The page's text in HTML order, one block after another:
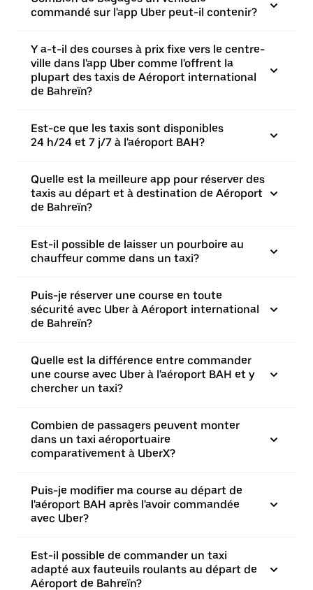
commandé sur l'app Uber peut-il contenir?
Y a-t-il des courses à prix fixe vers le centre-
ville dans l'app Uber comme l'offrent la
plupart des taxis de Aéroport international
de Bahreïn?
Est-ce que les taxis sont disponibles
24 h/24 et 7 j/7 à l'aéroport BAH?
Quelle est la meilleure app pour réserver des
taxis au départ et à destination de Aéroport
de Bahreïn?
Est-il possible de laisser un pourboire au
chauffeur comme dans un taxi?
Puis-je réserver une course en toute
sécurité avec Uber à Aéroport international
de Bahreïn?
Quelle est la différence entre commander
une course avec Uber à l'aéroport BAH et y
chercher un taxi?
Combien de passagers peuvent monter
dans un taxi aéroportuaire
comparativement à UberX?
Puis-je modifier ma course au départ de
l'aéroport BAH après l'avoir commandée
avec Uber?
Est-il possible de commander un taxi
adapté aux fauteuils roulants au départ de
Aéroport de Bahreïn?